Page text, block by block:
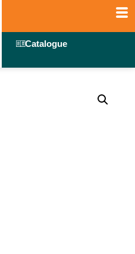
Catalogue